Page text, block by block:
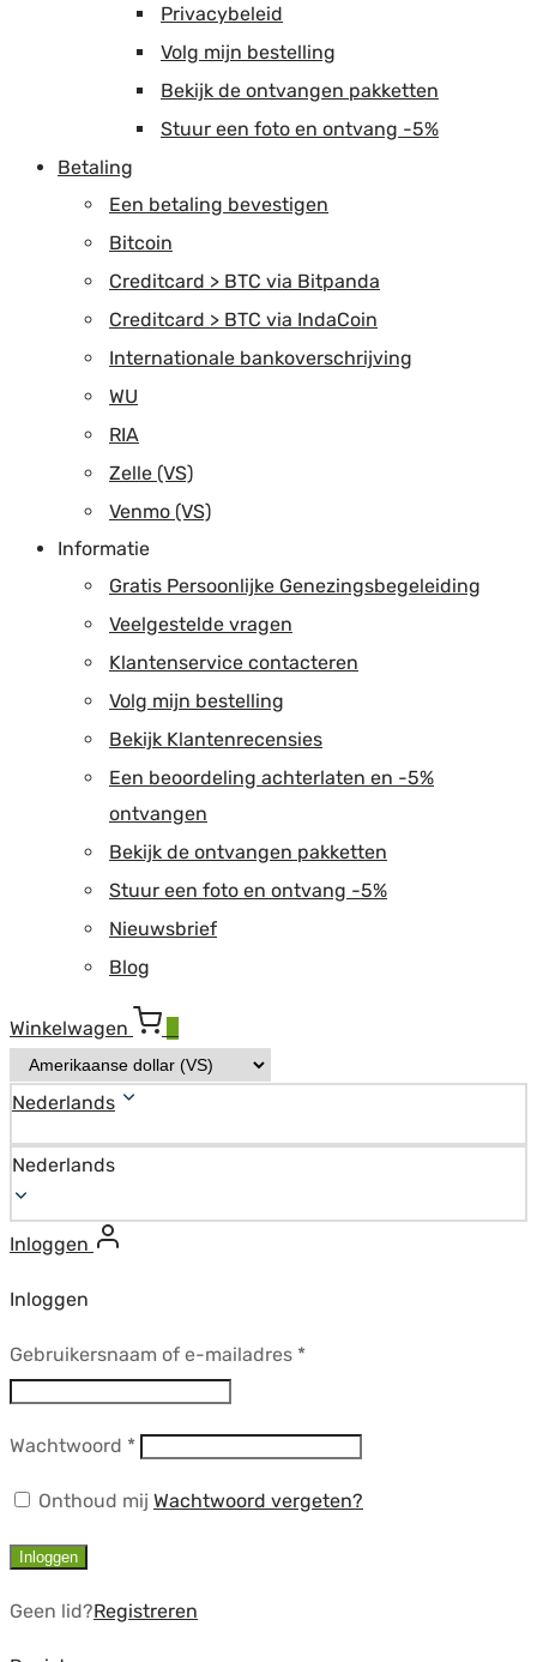
Privacybeleid
Volg mijn bestelling
Bekijk de ontvangen pakketten
Stuur een foto en ontvang -5%
Betaling
Een betaling bevestigen
Bitcoin
Creditcard > BTC via Bitpanda
Creditcard > BTC via IndaCoin
Internationale bankoverschrijving
WU
RIA
Zelle (VS)
Venmo (VS)
Informatie
Gratis Persoonlijke Genezingsbegeleiding
Veelgestelde vragen
Klantenservice contacteren
Volg mijn bestelling
Bekijk Klantenrecensies
Een beoordeling achterlaten en -5%
ontvangen
Bekijk de ontvangen pakketten
Stuur een foto en ontvang -5%
Nieuwsbrief
Blog
Winkelwagen
Nederlands
Nederlands
Inloggen
Inloggen
Gebruikersnaam of e-mailadres *Vereist
Wachtwoord *Vereist
Onthoud mij Wachtwoord vergeten?
Inloggen
Geen lid?Registreren